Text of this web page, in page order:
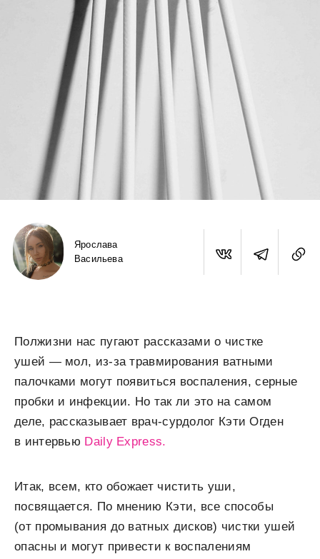
Ярослава
Васильева
Полжизни нас пугают рассказами о чистке
ушей — мол, из-за травмирования ватными
палочками могут появиться воспаления, серные
пробки и инфекции. Но так ли это на самом
деле, рассказывает врач-сурдолог Кэти Огден
в интервью Daily Express.
Итак, всем, кто обожает чистить уши,
посвящается. По мнению Кэти, все способы
(от промывания до ватных дисков) чистки ушей
опасны и могут привести к воспалениям